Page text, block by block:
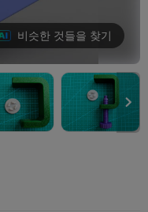
비슷한 것들을 찾기
